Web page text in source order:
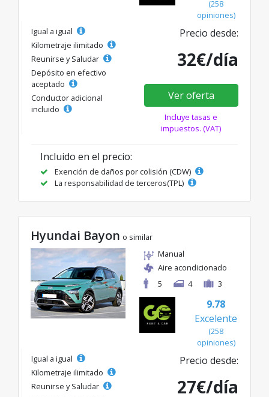
(258
opiniones)
Igual a igual
Kilometraje ilimitado
Reunirse y Saludar
Depósito en efectivo
aceptado
Conductor adicional
incluido
Precio desde:
32€/día
Ver oferta
Incluye tasas e
impuestos. (VAT)
Incluido en el precio:
Exención de daños por colisión (CDW)
La responsabilidad de terceros(TPL)
Hyundai Bayon o similar
Manual
Aire acondicionado
5
4 3
9.78
Excelente
(258
opiniones)
Igual a igual
Kilometraje ilimitado
Reunirse y Saludar
Precio desde:
27€/día